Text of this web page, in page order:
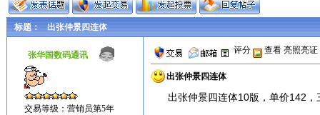
标题： 出张仲景四连体
张华国数码通讯
交易等级：营销员第5年
评分 查看 亮照亮证
出张仲景四连体
出张仲景四连体10版，单价142，